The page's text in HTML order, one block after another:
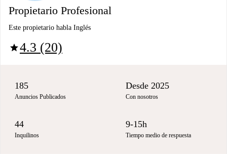
Propietario Profesional
Este propietario habla Inglés
star4.3 (20)
185
Anuncios Publicados
Desde 2025
Con nosotros
44
Inquilinos
9-15h
Tiempo medio de respuesta